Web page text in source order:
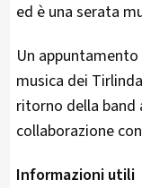
ed è una serata
Un
musica dei
ritorno della band
collaborazione
Informazioni utili